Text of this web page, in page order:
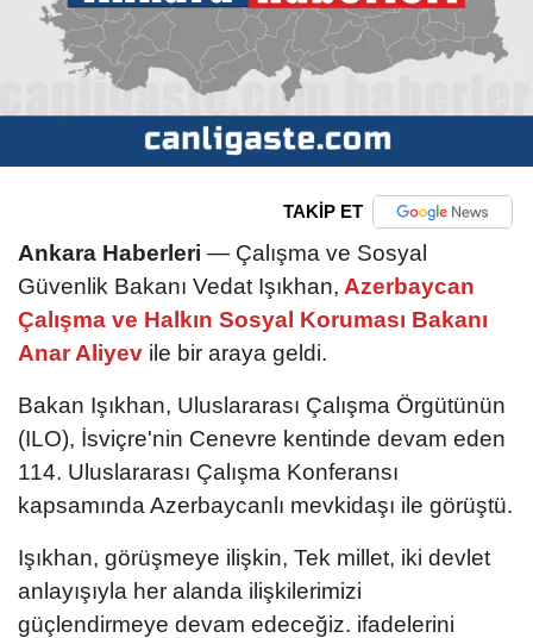
TAKİP ET
Ankara Haberleri — Çalışma ve Sosyal
Güvenlik Bakanı Vedat Işıkhan, Azerbaycan
Çalışma ve Halkın Sosyal Koruması Bakanı
Anar Aliyev ile bir araya geldi.
Bakan Işıkhan, Uluslararası Çalışma Örgütünün
(ILO), İsviçre'nin Cenevre kentinde devam eden
114. Uluslararası Çalışma Konferansı
kapsamında Azerbaycanlı mevkidaşı ile görüştü.
Işıkhan, görüşmeye ilişkin, Tek millet, iki devlet
anlayışıyla her alanda ilişkilerimizi
güçlendirmeye devam edeceğiz. ifadelerini